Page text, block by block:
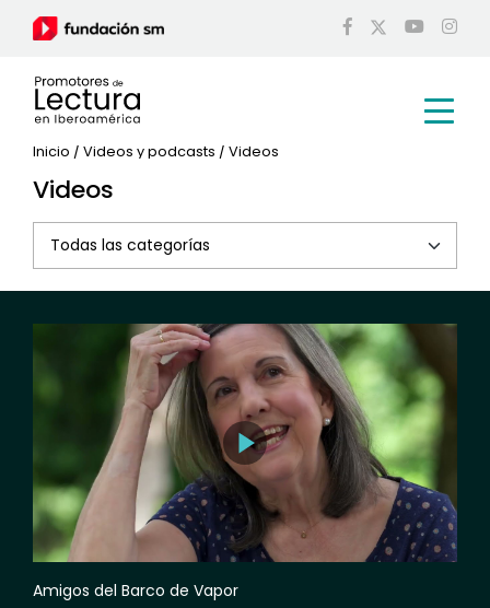
Inicio / Videos y podcasts / Videos
Videos
Amigos del Barco de Vapor